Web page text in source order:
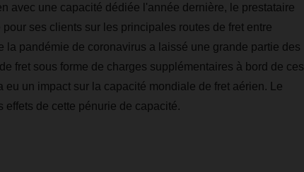
avec une capacité dédiée l'année dernière, le prestataire
ses clients sur les principales routes de fret entre
la pandémie de coronavirus a laissé une grande partie des
fret sous forme de charges supplémentaires à bord de ces
un impact sur la capacité mondiale de fret aérien. Le
effets de cette pénurie de capacité.